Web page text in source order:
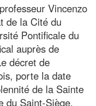
Vincenzo
de la Cité du
Pontificale du
auprès de
décret de
porte la date
de la Sainte
du Saint-Siège.